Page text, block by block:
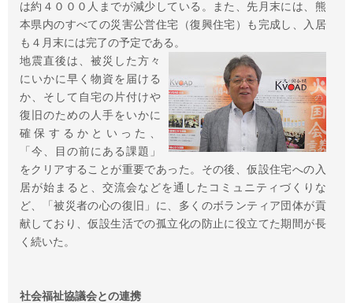
は約４０００人までが減少している。また、先月末には、熊
本県内のすべての災害公営住宅（復興住宅）も完成し、入居
も４月末には完了の予定である。
地震直後は、被災した方々
にいかに早く物資を届ける
か、そして自宅の片付けや
復旧のための人手をいかに
確保するかといった、
「今、目の前にある課題」
をクリアすることが重要であった。その後、仮設住宅への入
居が始まると、交流会などを通したコミュニティづくりな
ど、「被災者の心の復旧」に、多くのボランティア団体が貢
献しており、仮設生活での孤立化の防止に役立てた期間が長
く続いた。
社会福祉協議会との連携